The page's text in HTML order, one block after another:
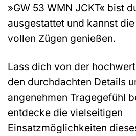
»GW 53 WMN JCKT« bist
ausgestattet und kannst
vollen Zügen genießen.
Lass dich von der
den durchdachten Details
angenehmen Tragegefühl
entdecke die vielseitigen
Einsatzmöglichkeiten